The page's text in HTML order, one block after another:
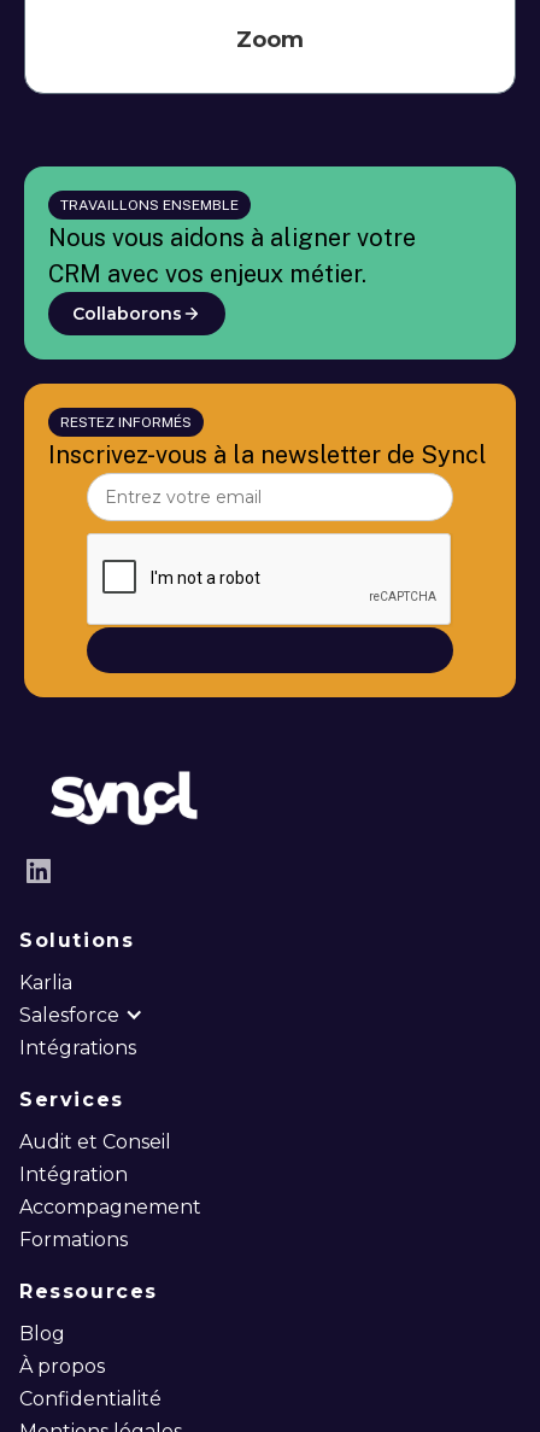
Zoom
TRAVAILLONS ENSEMBLE
Nous vous aidons à aligner votre
CRM avec vos enjeux métier.
Collaborons
RESTEZ INFORMÉS
Inscrivez-vous à la newsletter de Syncl
LinkedIn
Solutions
Karlia
Salesforce
Intégrations
Services
Audit et Conseil
Intégration
Accompagnement
Formations
Ressources
Blog
À propos
Confidentialité